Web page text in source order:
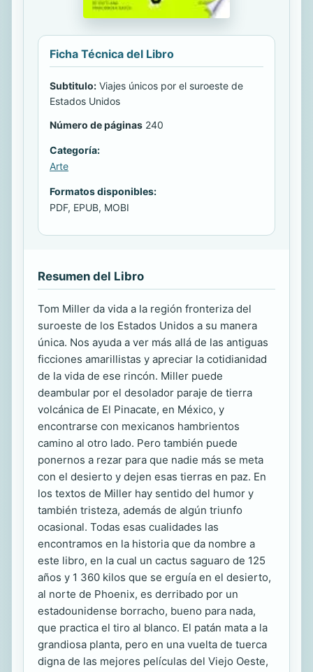
Ficha Técnica del Libro
Subtitulo: Viajes únicos por el suroeste de
Estados Unidos
Número de páginas 240
Categoría:
Arte
Formatos disponibles:
PDF, EPUB, MOBI
Resumen del Libro
Tom Miller da vida a la región fronteriza del
suroeste de los Estados Unidos a su manera
única. Nos ayuda a ver más allá de las antiguas
ficciones amarillistas y apreciar la cotidianidad
de la vida de ese rincón. Miller puede
deambular por el desolador paraje de tierra
volcánica de El Pinacate, en México, y
encontrarse con mexicanos hambrientos
camino al otro lado. Pero también puede
ponernos a rezar para que nadie más se meta
con el desierto y dejen esas tierras en paz. En
los textos de Miller hay sentido del humor y
también tristeza, además de algún triunfo
ocasional. Todas esas cualidades las
encontramos en la historia que da nombre a
este libro, en la cual un cactus saguaro de 125
años y 1 360 kilos que se erguía en el desierto,
al norte de Phoenix, es derribado por un
estadounidense borracho, bueno para nada,
que practica el tiro al blanco. El patán mata a la
grandiosa planta, pero en una vuelta de tuerca
digna de las mejores películas del Viejo Oeste,